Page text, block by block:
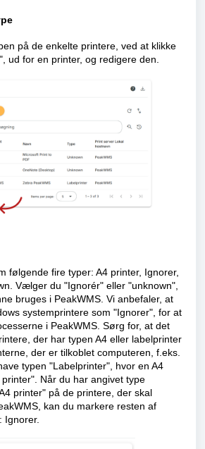
på de enkelte printere, ved at klikke
ud for en printer, og redigere den.
følgende fire typer: A4 printer, Ignorer,
Vælger du "Ignorér" eller "unknown",
bruges i PeakWMS. Vi anbefaler, at
systemprintere som "Ignorer", for at
i PeakWMS. Sørg for, at det
der har typen A4 eller labelprinter
der er tilkoblet computeren, f.eks.
typen "Labelprinter", hvor en A4
Når du har angivet type
printer" på de printere, der skal
kan du markere resten af
Ignorer.